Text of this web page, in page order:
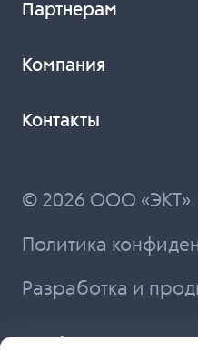
Партнерам
Компания
Контакты
© 2026 ООО «ЭКТ»
Политика
Разработка и